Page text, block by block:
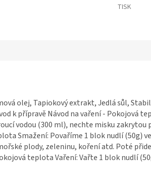
TISK
olej, Tapiokový extrakt, Jedlá sůl,
k přípravě Návod na vaření - Pokojová
vodou (300 ml), nechte misku
Smažení: Povaříme 1 blok nudlí (50g)
plody, zeleninu, koření atd. Poté
teplota Vaření: Vařte 1 blok nudlí